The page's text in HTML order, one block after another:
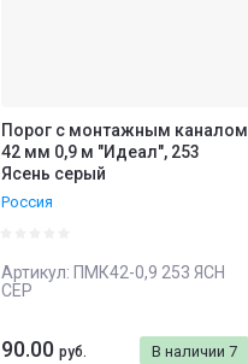
Порог с монтажным каналом
42 мм 0,9 м "Идеал", 253
Ясень серый
Россия
Артикул: ПМК42-0,9 253 ЯСН
СЕР
В наличии 7
90.00 руб.